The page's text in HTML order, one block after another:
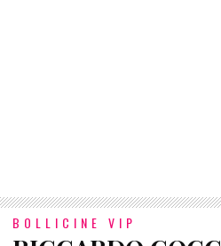
BOLLICINE VIP